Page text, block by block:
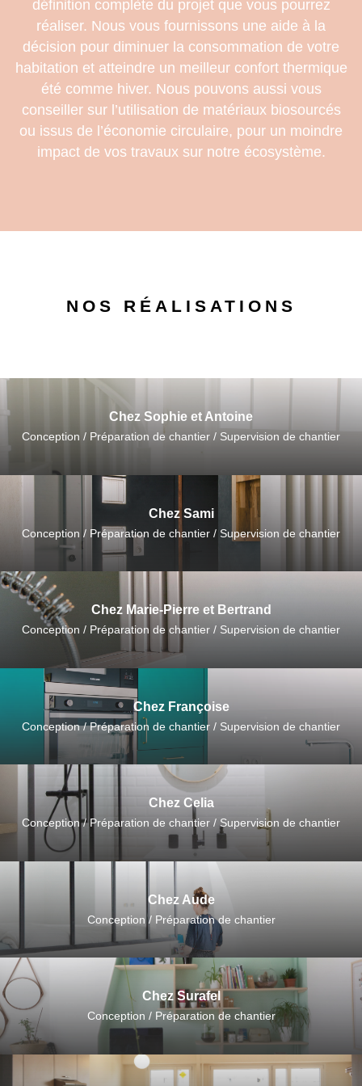
définition complète du projet que vous pourrez
réaliser. Nous vous fournissons une aide à la
décision pour diminuer la consommation de votre
habitation et atteindre un meilleur confort thermique
été comme hiver. Nous pouvons aussi vous
conseiller sur l’utilisation de matériaux biosourcés
ou issus de l’économie circulaire, pour un moindre
impact de vos travaux sur notre écosystème.
Nos réalisations
Chez Sophie et Antoine
Conception / Préparation de chantier / Supervision de chantier
Chez Sami
Conception / Préparation de chantier / Supervision de chantier
Chez Marie-Pierre et Bertrand
Conception / Préparation de chantier / Supervision de chantier
Chez Françoise
Conception / Préparation de chantier / Supervision de chantier
Chez Celia
Conception / Préparation de chantier / Supervision de chantier
Chez Aude
Conception / Préparation de chantier
Chez Surafel
Conception / Préparation de chantier